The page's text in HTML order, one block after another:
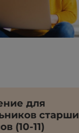
для
старших
(10-11)